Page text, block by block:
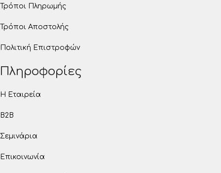
Τρόποι Πληρωμής
Τρόποι Αποστολής
Πολιτική Επιστροφών
Πληροφορίες
Η Εταιρεία
B2B
Σεμινάρια
Επικοινωνία